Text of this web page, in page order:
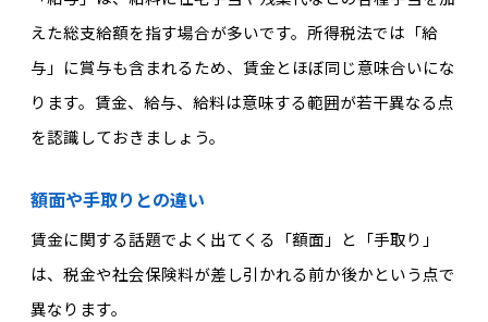
えた総支給額を指す場合が多いです。所得税法では「給
与」に賞与も含まれるため、賃金とほぼ同じ意味合いにな
ります。賃金、給与、給料は意味する範囲が若干異なる点
を認識しておきましょう。
額面や手取りとの違い
賃金に関する話題でよく出てくる「額面」と「手取り」
は、税金や社会保険料が差し引かれる前か後かという点で
異なります。